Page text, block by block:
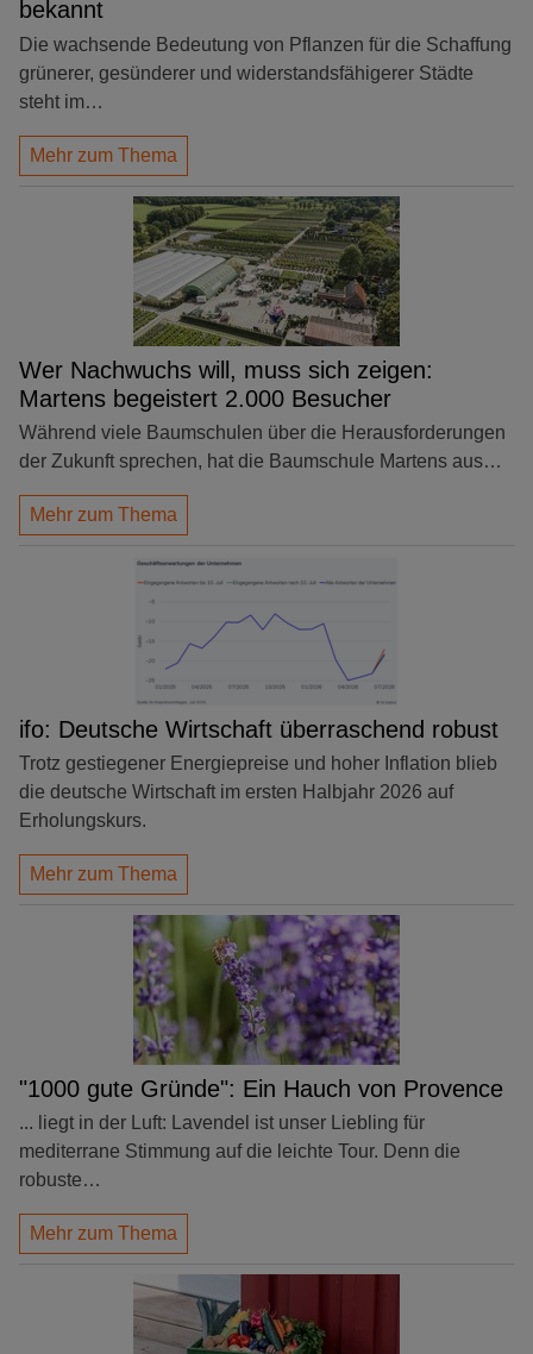
bekannt
Die wachsende Bedeutung von Pflanzen für die Schaffung
grünerer, gesünderer und widerstandsfähigerer Städte
steht im…
Mehr zum Thema
Wer Nachwuchs will, muss sich zeigen:
Martens begeistert 2.000 Besucher
Während viele Baumschulen über die Herausforderungen
der Zukunft sprechen, hat die Baumschule Martens aus…
Mehr zum Thema
ifo: Deutsche Wirtschaft überraschend robust
Trotz gestiegener Energiepreise und hoher Inflation blieb
die deutsche Wirtschaft im ersten Halbjahr 2026 auf
Erholungskurs.
Mehr zum Thema
"1000 gute Gründe": Ein Hauch von Provence
... liegt in der Luft: Lavendel ist unser Liebling für
mediterrane Stimmung auf die leichte Tour. Denn die
robuste…
Mehr zum Thema